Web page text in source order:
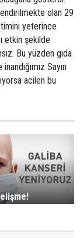
olan 29
yeterince
etkin şekilde
Bu yüzden gıda
Sayın
acilen bu